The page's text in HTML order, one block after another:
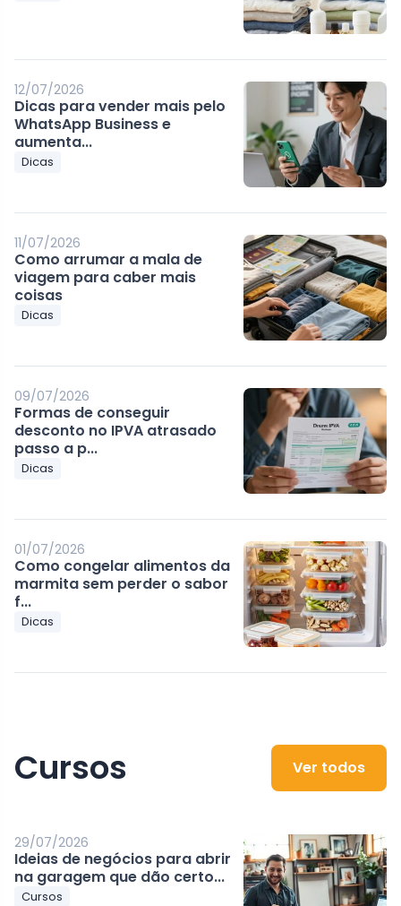
12/07/2026
Dicas para vender mais pelo
WhatsApp Business e
aumenta...
Dicas
11/07/2026
Como arrumar a mala de
viagem para caber mais
coisas
Dicas
09/07/2026
Formas de conseguir
desconto no IPVA atrasado
passo a p...
Dicas
01/07/2026
Como congelar alimentos da
marmita sem perder o sabor
f...
Dicas
Cursos Ver todos
29/07/2026
Ideias de negócios para abrir
na garagem que dão certo...
Cursos